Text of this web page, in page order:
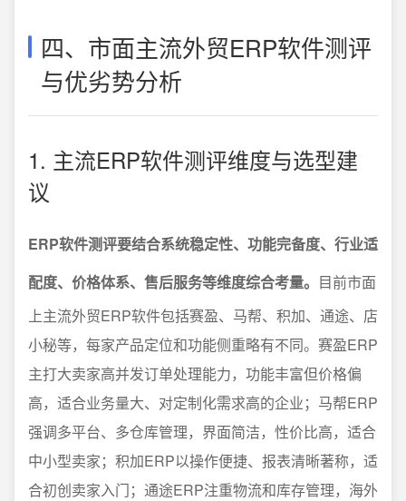
四、市面主流外贸ERP软件测评
与优劣势分析
1. 主流ERP软件测评维度与选型建
议
ERP软件测评要结合系统稳定性、功能完备度、行业适
配度、价格体系、售后服务等维度综合考量。 目前市面
上主流外贸ERP软件包括赛盈、马帮、积加、通途、店
小秘等，每家产品定位和功能侧重略有不同。赛盈ERP
主打大卖家高并发订单处理能力，功能丰富但价格偏
高，适合业务量大、对定制化需求高的企业；马帮ERP
强调多平台、多仓库管理，界面简洁，性价比高，适合
中小型卖家；积加ERP以操作便捷、报表清晰著称，适
合初创卖家入门；通途ERP注重物流和库存管理，海外